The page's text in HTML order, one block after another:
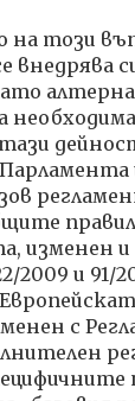
на този
внедрява
изменен и
2009 и 91/
с